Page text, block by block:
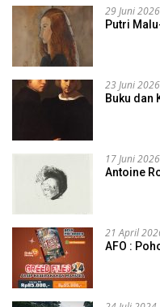
29 Juni 2026
Putri
23 Juni 2026
Buku dan
17 Juni 2026
Antoine
21 April
AFO :